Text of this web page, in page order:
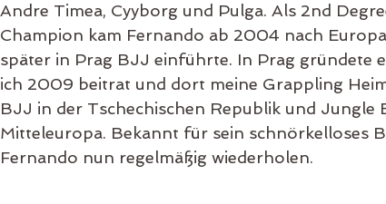
Andre Timea, Cyyborg und Pulga. Als 2nd
Champion kam Fernando ab 2004 nach
später in Prag BJJ einführte. In Prag gründete
ich 2009 beitrat und dort meine Grappling
BJJ in der Tschechischen Republik und Jungle
Mitteleuropa. Bekannt für sein schnörkelloses
Fernando nun regelmäßig wiederholen.